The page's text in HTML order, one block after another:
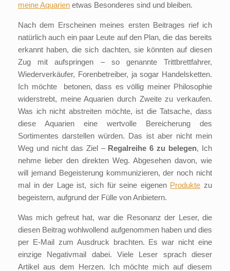
meine Aquarien etwas Besonderes sind und bleiben.
Nach dem Erscheinen meines ersten Beitrages rief ich
natürlich auch ein paar Leute auf den Plan, die das bereits
erkannt haben, die sich dachten, sie könnten auf diesen
Zug mit aufspringen – so genannte Trittbrettfahrer,
Wiederverkäufer, Forenbetreiber, ja sogar Handelsketten.
Ich möchte betonen, dass es völlig meiner Philosophie
widerstrebt, meine Aquarien durch Zweite zu verkaufen.
Was ich nicht abstreiten möchte, ist die Tatsache, dass
diese Aquarien eine wertvolle Bereicherung des
Sortimentes darstellen würden. Das ist aber nicht mein
Weg und nicht das Ziel – Regalreihe 6 zu belegen, Ich
nehme lieber den direkten Weg. Abgesehen davon, wie
will jemand Begeisterung kommunizieren, der noch nicht
mal in der Lage ist, sich für seine eigenen Produkte zu
begeistern, aufgrund der Fülle von Anbietern.
Was mich gefreut hat, war die Resonanz der Leser, die
diesen Beitrag wohlwollend aufgenommen haben und dies
per E-Mail zum Ausdruck brachten. Es war nicht eine
einzige Negativmail dabei. Viele Leser sprach dieser
Artikel aus dem Herzen. Ich möchte mich auf diesem